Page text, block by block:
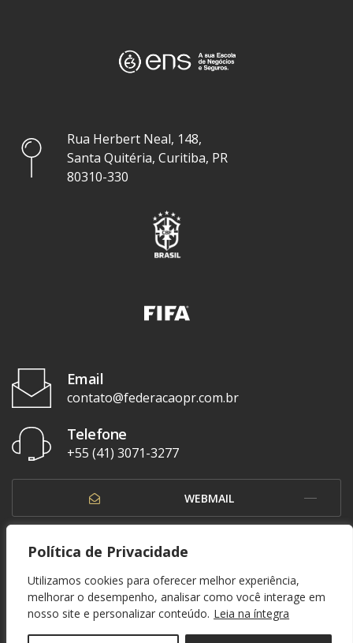
Política de Privacidade
Utilizamos cookies para oferecer melhor experiência,
melhorar o desempenho, analisar como você interage em
nosso site e personalizar conteúdo. Leia na íntegra
Rua Herbert Neal, 148,
Santa Quitéria, Curitiba, PR
80310-330
Email
contato@federacaopr.com.br
Telefone
+55 (41) 3071-3277
WEBMAIL
OUVIDORIA
© 1937 - 2026. Federação Paranaense de Futebol. Todos os direitos reservados. By